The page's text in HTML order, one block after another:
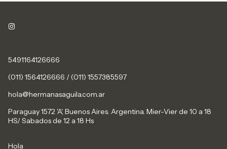
5491164126666
(011) 1564126666 / (011) 1557385597
hola@hermanasaguila.com.ar
Paraguay 1572 'A', Buenos Aires. Argentina. Mier-Vier de 10 a 18
HS/ Sabados de 12 a 18 Hs
Hola